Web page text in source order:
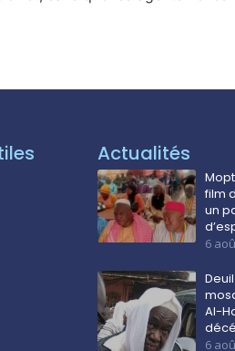
Actualités
film
un
6
Al-
6